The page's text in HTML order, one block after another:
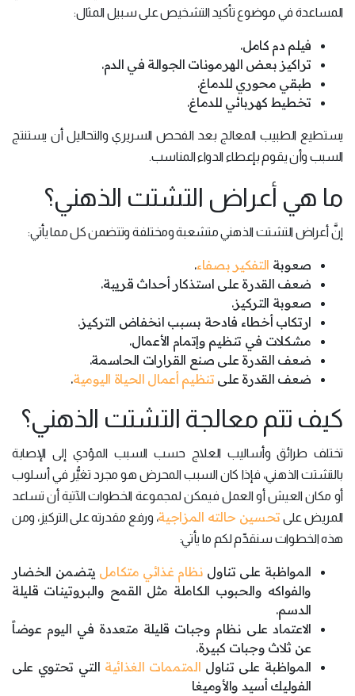
المساعدة في موضوع تأكيد التشخيص على سبيل المثال:
فيلم دم كامل.
تراكيز بعض الهرمونات الجوالة في الدم.
طبقي محوري للدماغ.
تخطيط كهربائي للدماغ.
يستطيع الطبيب المعالج بعد الفحص السريري والتحاليل أن يستنتج
السبب وأن يقوم بإعطاء الدواء المناسب.
ما هي أعراض التشتت الذهني؟
إنَّ أعراض التشتت الذهني متشعبة ومختلفة وتتضمن كل مما يأتي:
صعوبة التفكير بصفاء.
ضعف القدرة على استذكار أحداث قريبة.
صعوبة التركيز.
ارتكاب أخطاء فادحة بسبب انخفاض التركيز.
مشكلات في تنظيم وإتمام الأعمال.
ضعف القدرة على صنع القرارات الحاسمة.
ضعف القدرة على تنظيم أعمال الحياة اليومية.
كيف تتم معالجة التشتت الذهني؟
تختلف طرائق وأساليب العلاج حسب السبب المؤدي إلى الإصابة
بالتشتت الذهني، فإذا كان السبب المحرض هو مجرد تغيُّر في أسلوب
أو مكان العيش أو العمل فيمكن لمجموعة الخطوات الآتية أن تساعد
المريض على تحسين حالته المزاجية، ورفع مقدرته على التركيز، ومن
هذه الخطوات سنقدِّم لكم ما يأتي:
المواظبة على تناول نظام غذائي متكامل يتضمن الخضار
والفواكه والحبوب الكاملة مثل القمح والبروتينات قليلة
الدسم.
الاعتماد على نظام وجبات قليلة متعددة في اليوم عوضاً
عن ثلاث وجبات كبيرة.
المواظبة على تناول المتممات الغذائية التي تحتوي على
الفوليك أسيد والأوميغا